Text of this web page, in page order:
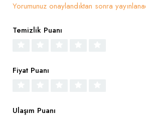
Yorumunuz onaylandıktan sonra
Temizlik Puanı
Fiyat Puanı
Ulaşım Puanı